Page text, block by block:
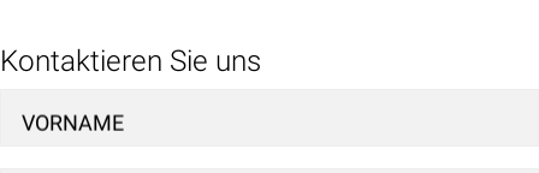
Kontaktieren Sie uns